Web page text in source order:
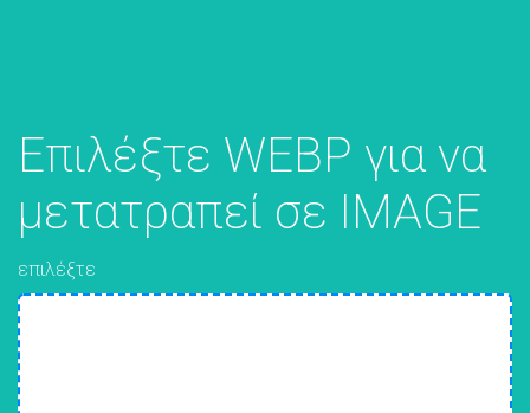
Επιλέξτε WEBP για να
μετατραπεί σε IMAGE
επιλέξτε